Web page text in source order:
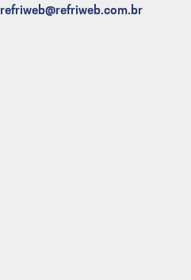
refriweb@refriweb.com.br